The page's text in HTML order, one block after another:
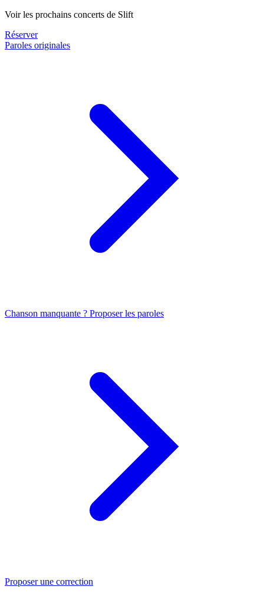
Voir les prochains concerts de Slift
Réserver
Paroles originales
Chanson manquante ? Proposer les paroles
Proposer une correction